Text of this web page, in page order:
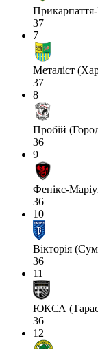
37
7
Металіст
37
8
Пробій
36
9
Фенікс-
36
10
Вікторія
36
11
ЮКСА
36
12